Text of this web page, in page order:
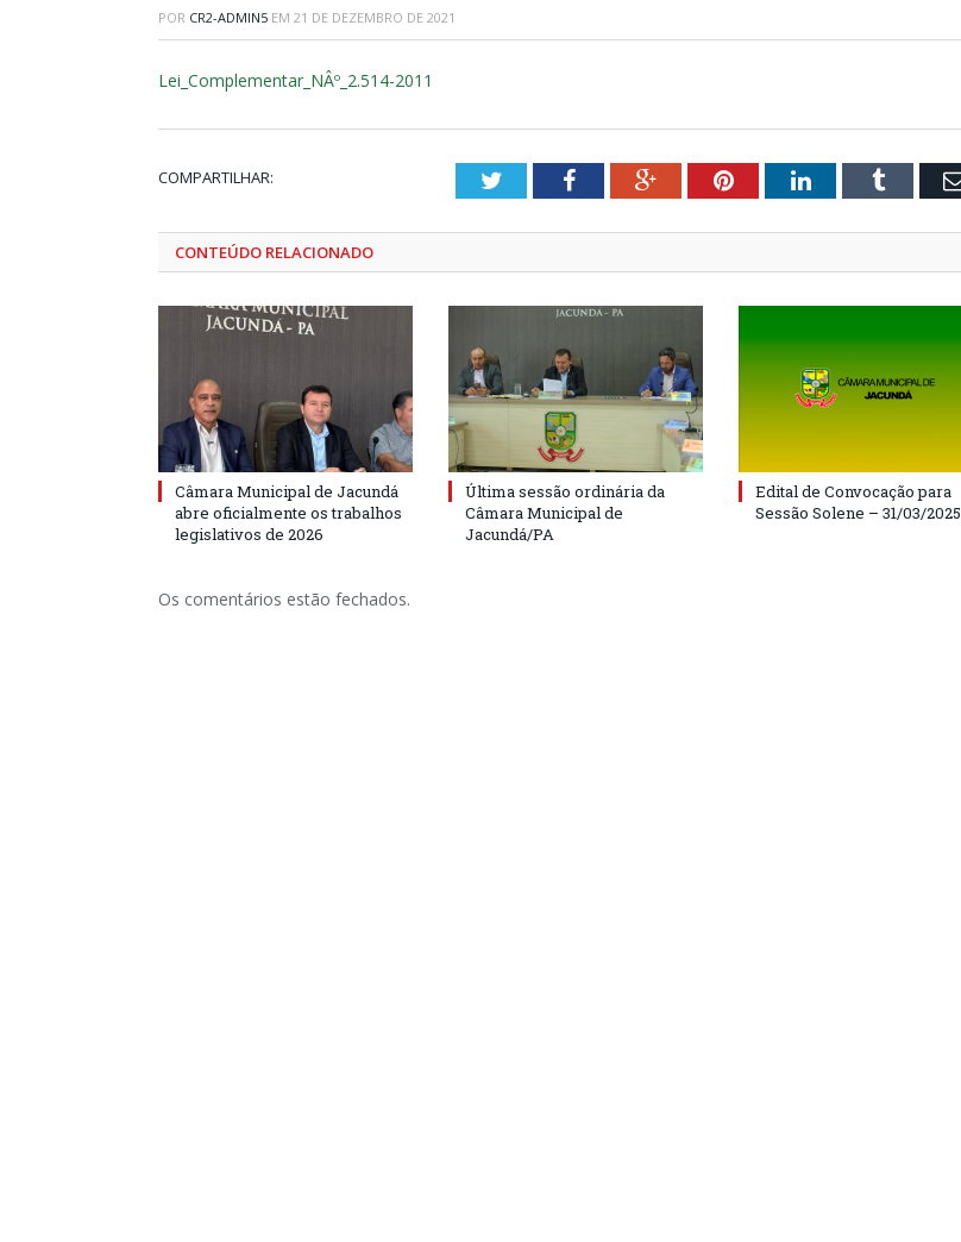
POR CR2-ADMIN5 EM 21 DE DEZEMBRO DE 2021
Lei_Complementar_NÂº_2.514-2011
COMPARTILHAR: TwitterFacebookGoogle+PinterestLinkedInTumblr
CONTEÚDO RELACIONADO
Câmara Municipal de Jacundá
abre oficialmente os trabalhos
legislativos de 2026
Última sessão ordinária da
Câmara Municipal de
Jacundá/PA
Edital de Convocação para
Sessão Solene – 31/03/2025
Os comentários estão fechados.